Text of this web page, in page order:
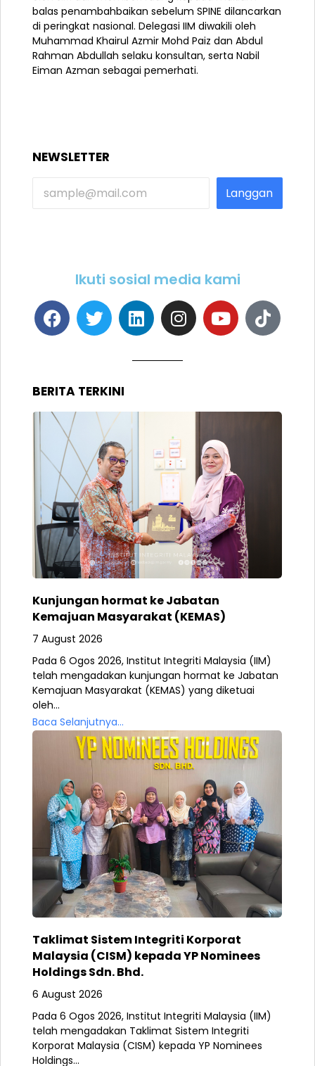
balas penambahbaikan sebelum SPINE dilancarkan
di peringkat nasional. Delegasi IIM diwakili oleh
Muhammad Khairul Azmir Mohd Paiz dan Abdul
Rahman Abdullah selaku konsultan, serta Nabil
Eiman Azman sebagai pemerhati.
NEWSLETTER
Langgan
Ikuti sosial media kami
BERITA TERKINI
Kunjungan hormat ke Jabatan
Kemajuan Masyarakat (KEMAS)
7 August 2026
Pada 6 Ogos 2026, Institut Integriti Malaysia (IIM)
telah mengadakan kunjungan hormat ke Jabatan
Kemajuan Masyarakat (KEMAS) yang diketuai
oleh...
Baca Selanjutnya...
Taklimat Sistem Integriti Korporat
Malaysia (CISM) kepada YP Nominees
Holdings Sdn. Bhd.
6 August 2026
Pada 6 Ogos 2026, Institut Integriti Malaysia (IIM)
telah mengadakan Taklimat Sistem Integriti
Korporat Malaysia (CISM) kepada YP Nominees
Holdings...